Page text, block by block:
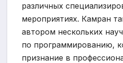
различных
мероприятиях. Камран
автором нескольких
по программированию,
признание в